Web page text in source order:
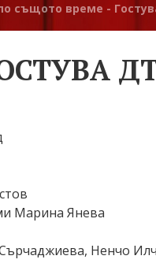
същото време -
Марина Янева
Ненчо